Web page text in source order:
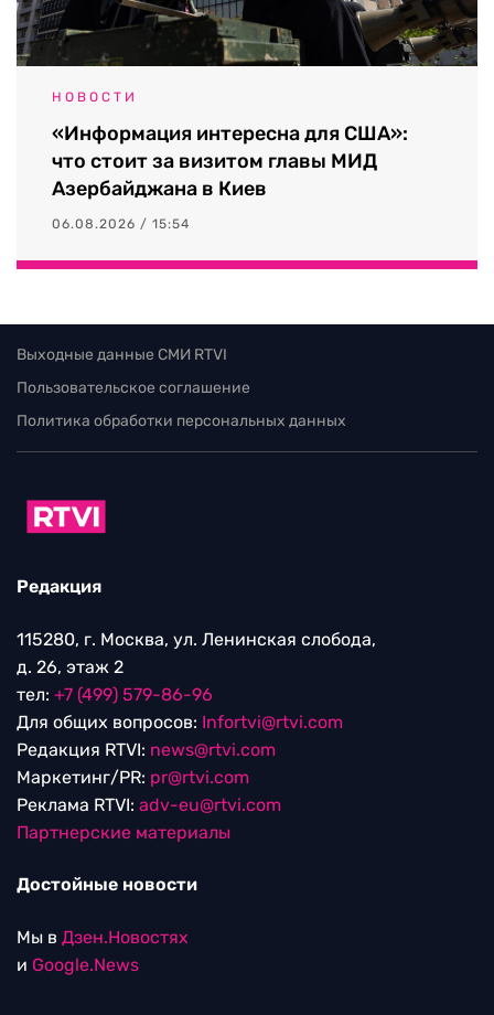
НОВОСТИ
«Информация интересна для США»:
что стоит за визитом главы МИД
Азербайджана в Киев
06.08.2026 / 15:54
Выходные данные СМИ RTVI
Пользовательское соглашение
Политика обработки персональных данных
Редакция
115280, г. Москва, ул. Ленинская слобода,
д. 26, этаж 2
тел: +7 (499) 579-86-96
Для общих вопросов: Infortvi@rtvi.com
Редакция RTVI: news@rtvi.com
Маркетинг/PR: pr@rtvi.com
Реклама RTVI: adv-eu@rtvi.com
Партнерские материалы
Достойные новости
Мы в Дзен.Новостях
и Google.News